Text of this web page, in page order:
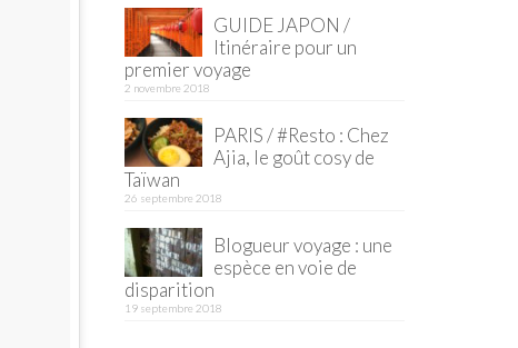
GUIDE JAPON /
Itinéraire pour un
premier voyage
2 novembre 2018
PARIS / #Resto : Chez
Ajia, le goût cosy de
Taïwan
26 septembre 2018
Blogueur voyage : une
espèce en voie de
disparition
19 septembre 2018